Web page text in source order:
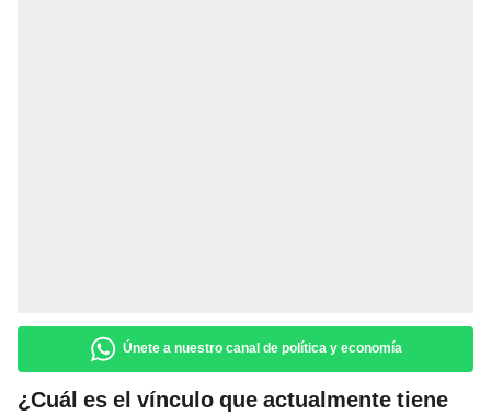
Únete a nuestro canal de política y economía
¿Cuál es el vínculo que actualmente tiene